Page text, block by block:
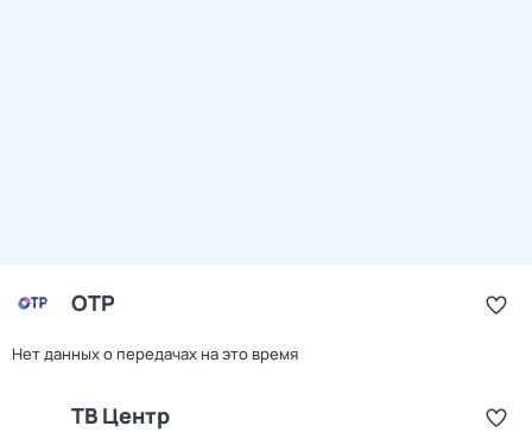
ОТР
Нет данных о передачах на это время
ТВ Центр